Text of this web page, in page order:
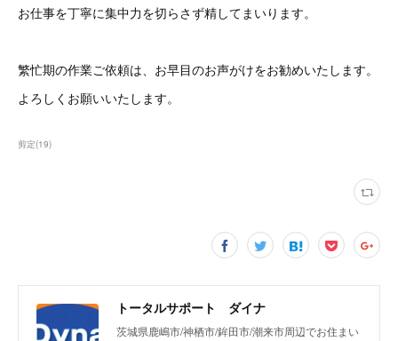
お仕事を丁寧に集中力を切らさず精してまいります。
繁忙期の作業ご依頼は、お早目のお声がけをお勧めいたします。
よろしくお願いいたします。
剪定(19)
トータルサポート ダイナ
茨城県鹿嶋市/神栖市/鉾田市/潮来市周辺でお住まい